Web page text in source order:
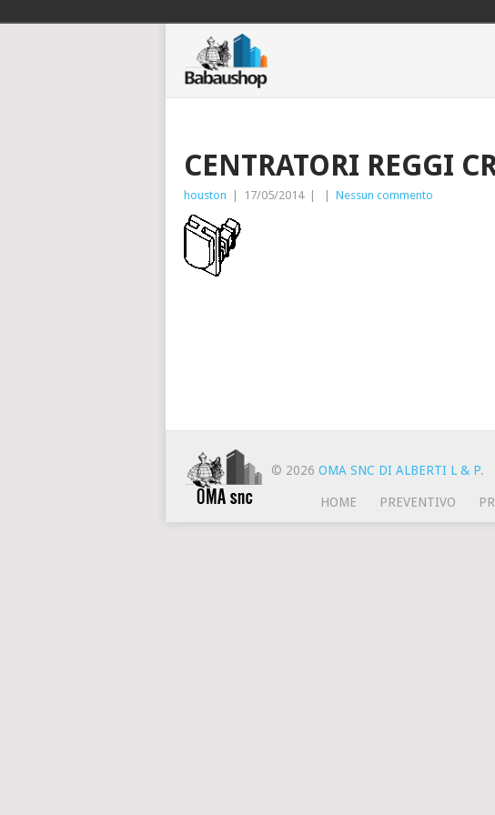
CENTRATORI REGGI
houston 17/05/2014 Nessun commento
© 2026 OMA SNC DI ALBERTI L & P.
HOME PREVENTIVO